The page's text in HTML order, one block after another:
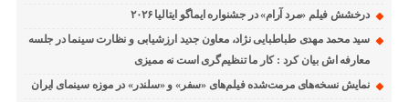
درخشش فیلم «مرد آرام» در جشنواره ایماگو ایتالیا ۲۰۲۶
سید محمد مهدی طباطبایی نژاد، معاون جدید ارزشیابی و نظارت سینما در جلسه
معارفه اش بیان کرد : کار ما تنظیم‌گری است نه ممیزی
نمایش نسخه‌های مرمت‌شده فیلم‌های «سفر» و «سلندر» در موزه سینمای ایران